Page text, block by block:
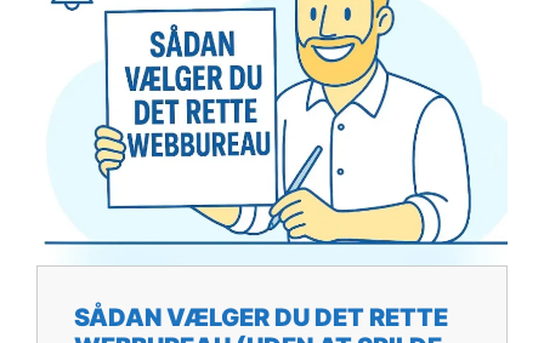
SÅDAN VÆLGER DU DET RETTE